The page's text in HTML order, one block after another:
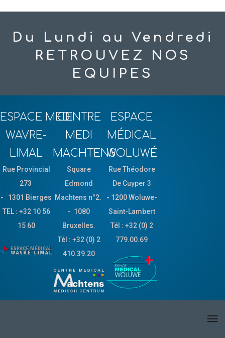
Du Lundi au Vendredi
RETROUVEZ NOS
EQUIPES
ESPACE MEDI
WAVRE-
LIMAL
Rue Provincial
273
-
1301 Bierges
TEL : +32 10 56
15 60
CENTRE
MEDI
MACHTENS
Square
Edmond
Machtens n°2.
- 1080
Bruxelles.
Tél : +32 (0) 2
410.39.20
ESPACE
MÉDICAL
WOLUWÉ
Rue Théodore
De Cuyper 3
- 1200 Woluwe-
Saint-Lambert
Tél : +32 (0) 2
779.00.69